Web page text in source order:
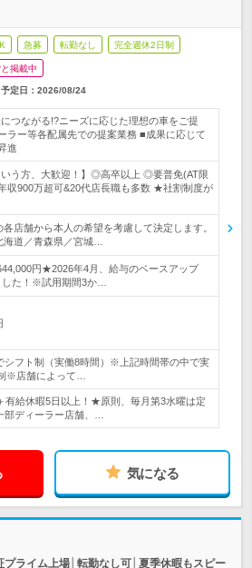
急募 転勤なし 完全週休2日制
掲載中
定日： 2026/08/24
につながる!?ニーズに応じた理想の車をご提
ラー等各配属先での提案業務 ■成果に応じて
進
いう方、大歓迎！】◎高卒以上 ◎要普免(AT限
収900万超可&20代店長職も多数 ★社割制度が
各店舗から本人の希望を考慮して決定します。
海道／青森県／宮城…
円★2026年4月、給与のベースアップ
た！※試用期間3か…
シフト制（実働8時間）※上記時間帯の中で実
※店舗によって…
有給休暇5日以上！★原則、毎月第3水曜は定
部ディーラー店舗、…
気になる
プライム上場│転勤なし可│夏季休暇もスピー